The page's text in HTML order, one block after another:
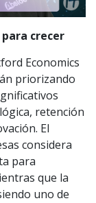
crecer
Economics
priorizando
retención
El
considera
para
que la
uno de